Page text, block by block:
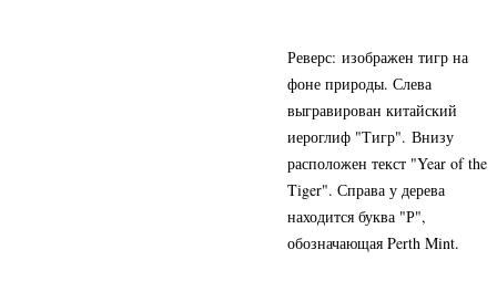
Реверс: изображен тигр на
фоне природы. Слева
выгравирован китайский
иероглиф "Тигр". Внизу
расположен текст "Year of the
Tiger". Справа у дерева
находится буква "Р",
обозначающая Perth Mint.